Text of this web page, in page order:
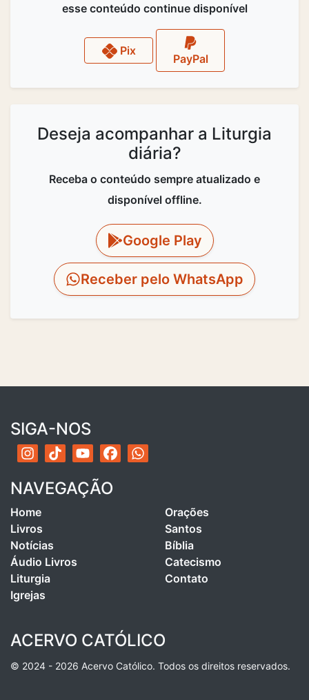
esse conteúdo continue disponível
Pix
PayPal
Deseja acompanhar a Liturgia
diária?
Receba o conteúdo sempre atualizado e
disponível offline.
Google Play
Receber pelo WhatsApp
SIGA-NOS
NAVEGAÇÃO
Home
Livros
Notícias
Áudio Livros
Liturgia
Igrejas
Orações
Santos
Bíblia
Catecismo
Contato
ACERVO CATÓLICO
© 2024 - 2026 Acervo Católico. Todos os direitos reservados.